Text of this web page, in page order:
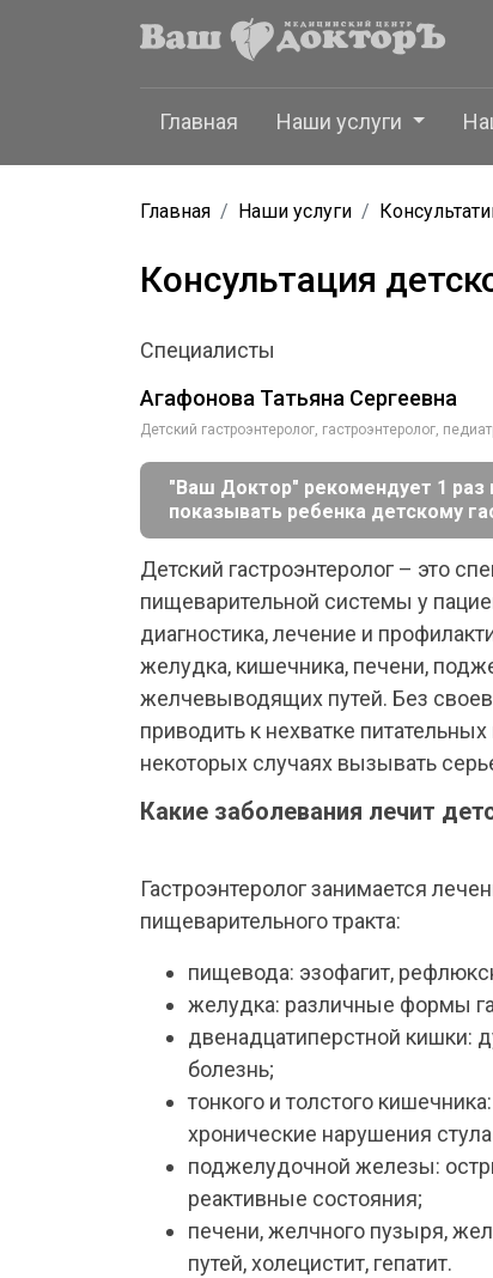
Главная Наши услуги
Главная Наши услуги
Консультация
Специалисты
Агафонова Татьяна Сергеевна
Детский гастроэнтеролог, гастроэнтеролог,
"Ваш Доктор" рекомендует 1 раз
показывать ребенка детскому
Детский гастроэнтеролог – это
пищеварительной системы у
диагностика, лечение и
желудка, кишечника, печени,
желчевыводящих путей. Без
приводить к нехватке
некоторых случаях вызывать
Какие заболевания лечит
Гастроэнтеролог занимается
пищеварительного тракта:
пищевода: эзофагит,
желудка: различные формы
двенадцатиперстной кишки:
болезнь;
тонкого и толстого
хронические нарушения
поджелудочной железы:
реактивные состояния;
печени, желчного пузыря,
путей, холецистит, гепатит.